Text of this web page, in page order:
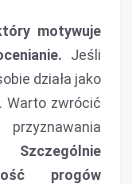
motywuje
Jeśli
działa jako
Warto zwrócić
Szczególnie
progów